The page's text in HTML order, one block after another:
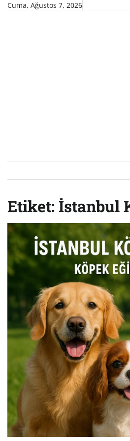
SkipCuma, Ağustos 7, 2026
Etiket: İstanbul